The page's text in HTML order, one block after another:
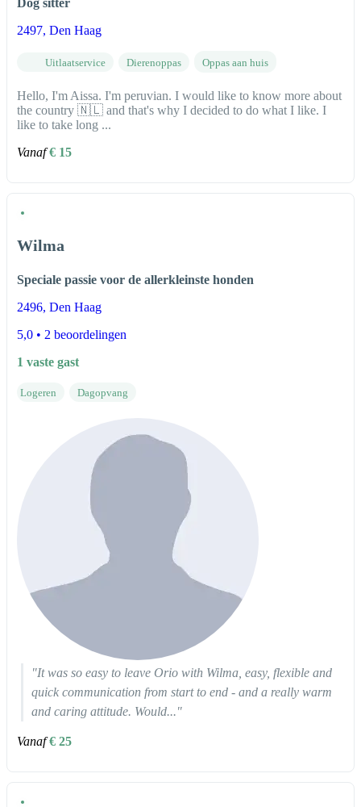
2497, Den Haag
Uitlaatservice Dierenoppas Oppas aan huis
Hello, I'm Aissa. I'm peruvian. I would like to know more about
the country 🇳🇱 and that's why I decided to do what I like. I
like to take long ...
Vanaf€ 15
Wilma
Speciale passie voor de allerkleinste honden
2496, Den Haag
5,0 • 2 beoordelingen
1 vaste gast
Logeren Dagopvang
"It was so easy to leave Orio with Wilma, easy, flexible and
quick communication from start to end - and a really warm
and caring attitude. Would..."
Vanaf€ 25